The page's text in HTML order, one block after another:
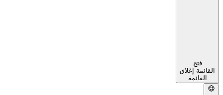
فتح
القائمة إغلاق
القائمة